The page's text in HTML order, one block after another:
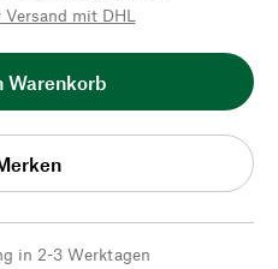
mit DHL
Warenkorb
in 2-3 Werktagen